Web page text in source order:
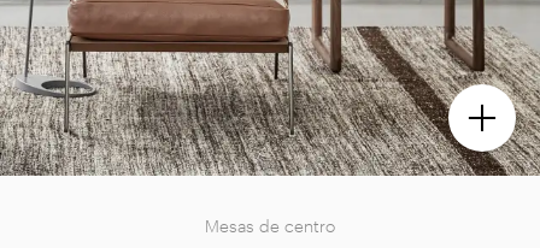
Mesas de centro